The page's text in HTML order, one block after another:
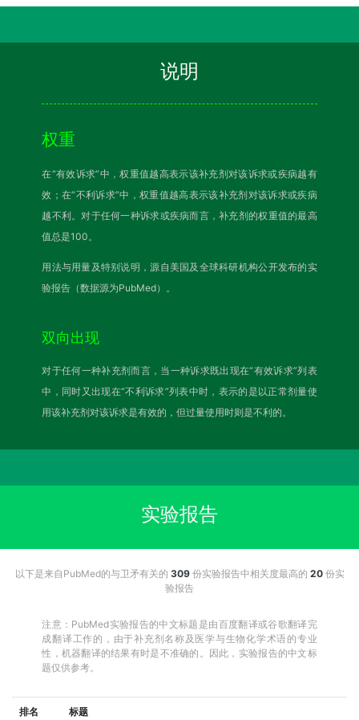
说明
权重
在“有效诉求”中，权重值越高表示该补充剂对该诉求或疾病越有
效；在“不利诉求”中，权重值越高表示该补充剂对该诉求或疾病
越不利。对于任何一种诉求或疾病而言，补充剂的权重值的最高
值总是100。
用法与用量及特别说明，源自美国及全球科研机构公开发布的实
验报告（数据源为PubMed）。
双向出现
对于任何一种补充剂而言，当一种诉求既出现在“有效诉求”列表
中，同时又出现在“不利诉求”列表中时，表示的是以正常剂量使
用该补充剂对该诉求是有效的，但过量使用时则是不利的。
实验报告
以下是来自PubMed的与卫矛有关的 309份实验报告中相关度最高的 20份实
验报告
注意：PubMed实验报告的中文标题是由百度翻译或谷歌翻译完
成翻译工作的，由于补充剂名称及医学与生物化学术语的专业
性，机器翻译的结果有时是不准确的。因此，实验报告的中文标
题仅供参考。
排名 标题